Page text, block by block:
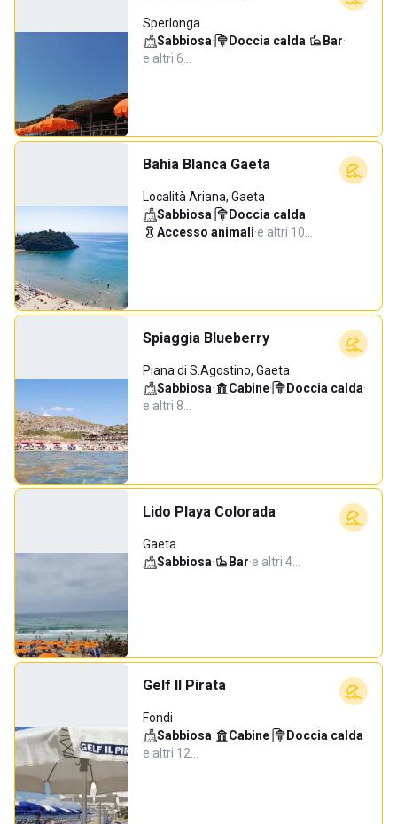
Sperlonga
Sabbiosa· Doccia calda· Bar·
e altri 6…
Bahia Blanca Gaeta
Località Ariana, Gaeta
Sabbiosa· Doccia calda·
Accesso animali·e altri 10…
Spiaggia Blueberry
Piana di S.Agostino, Gaeta
Sabbiosa· Cabine· Doccia calda·
e altri 8…
Lido Playa Colorada
Gaeta
Sabbiosa· Bar·e altri 4…
Gelf Il Pirata
Fondi
Sabbiosa· Cabine· Doccia calda·
e altri 12…